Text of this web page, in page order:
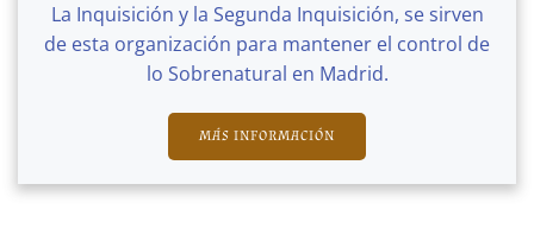
La Inquisición y la Segunda Inquisición, se sirven
de esta organización para mantener el control de
lo Sobrenatural en Madrid.
MÁS INFORMACIÓN